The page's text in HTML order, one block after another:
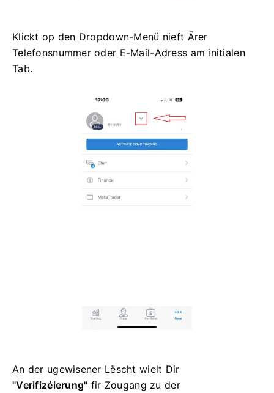
Klickt op den Dropdown-Menü nieft Ärer
Telefonsnummer oder E-Mail-Adress am initialen
Tab.
An der ugewisener Lëscht wielt Dir
"Verifizéierung" fir Zougang zu der